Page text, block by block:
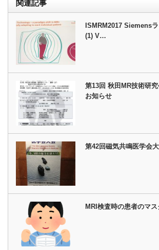
関連記事
ISMRM2017 Siemens
(1) V…
第13回 秋田MR技術研
お知らせ
第42回磁気共鳴医学会
MRI検査時の患者のマ